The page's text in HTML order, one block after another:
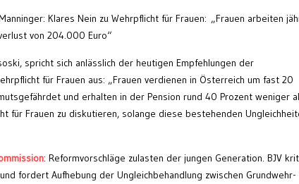
Klares Nein zu Wehrpflicht für Frauen: „Frauen arbeiten
von 204.000 Euro“
spricht sich anlässlich der heutigen Empfehlungen der
für Frauen aus: „Frauen verdienen in Österreich um fast 20
und erhalten in der Pension rund 40 Prozent weniger
für Frauen zu diskutieren, solange diese bestehenden
: Reformvorschläge zulasten der jungen Generation. BJV
fordert Aufhebung der Ungleichbehandlung zwischen Grundwehr-